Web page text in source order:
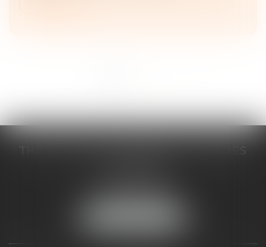
THILL-MINICI-LEVIONNAIS & ASSOCIES